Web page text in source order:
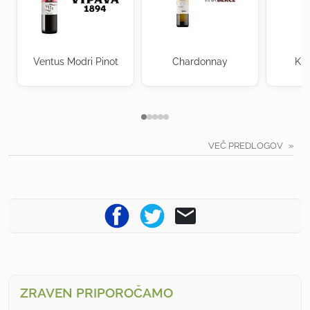
Ventus Modri Pinot Chardonnay
VEČ PREDLOGOV
ZRAVEN PRIPOROČAMO